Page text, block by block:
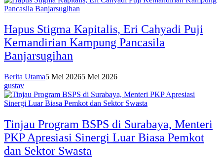
Hapus Stigma Kapitalis, Eri Cahyadi Puji
Kemandirian Kampung Pancasila
Banjarsugihan
Berita Utama5 Mei 20265 Mei 2026
gustav
Tinjau Program BSPS di Surabaya, Menteri
PKP Apresiasi Sinergi Luar Biasa Pemkot
dan Sektor Swasta